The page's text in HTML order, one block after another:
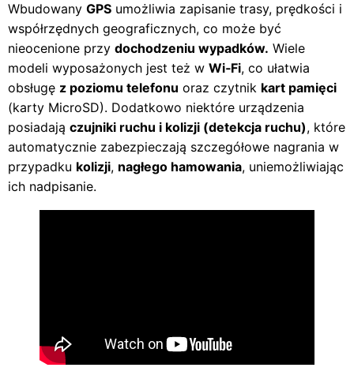
Wbudowany GPS umożliwia zapisanie trasy, prędkości i
współrzędnych geograficznych, co może być
nieocenione przy dochodzeniu wypadków. Wiele
modeli wyposażonych jest też w Wi‑Fi, co ułatwia
obsługę z poziomu telefonu oraz czytnik kart pamięci
(karty MicroSD). Dodatkowo niektóre urządzenia
posiadają czujniki ruchu i kolizji (detekcja ruchu), które
automatycznie zabezpieczają szczegółowe nagrania w
przypadku kolizji, nagłego hamowania, uniemożliwiając
ich nadpisanie.